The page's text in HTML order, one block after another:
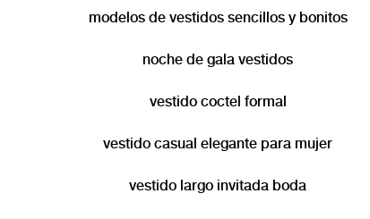
modelos de vestidos sencillos y bonitos
noche de gala vestidos
vestido coctel formal
vestido casual elegante para mujer
vestido largo invitada boda